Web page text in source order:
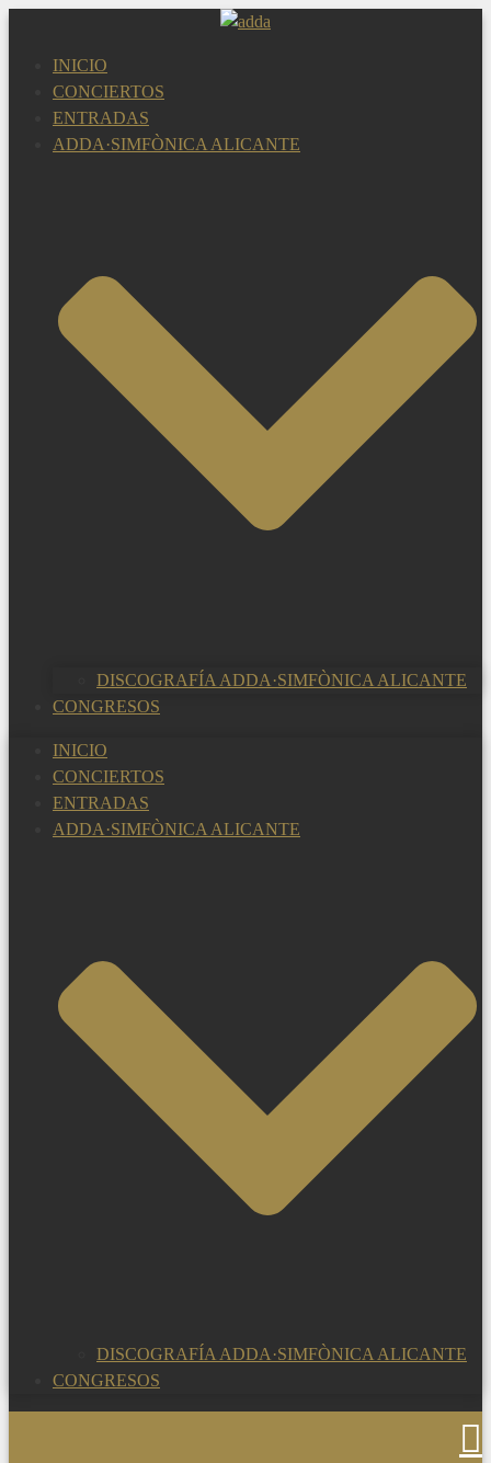
contenidoINICIO
CONCIERTOS
ENTRADAS
ADDA·SIMFÒNICA ALICANTE
DISCOGRAFÍA ADDA·SIMFÒNICA ALICANTE
CONGRESOS
INICIO
CONCIERTOS
ENTRADAS
ADDA·SIMFÒNICA ALICANTE
DISCOGRAFÍA ADDA·SIMFÒNICA ALICANTE
CONGRESOS